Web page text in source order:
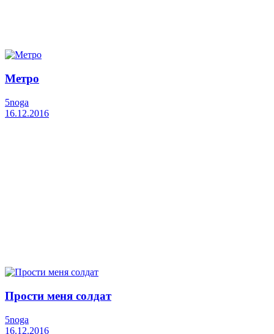
Метро
5noga
16.12.2016
Прости меня солдат
5noga
16.12.2016